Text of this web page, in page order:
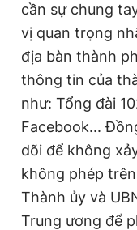
cần sự chung
vị quan trọng
địa bàn thành
thông tin của
như: Tổng đài
Facebook...
dõi để không
không phép
Thành ủy và
Trung ương để